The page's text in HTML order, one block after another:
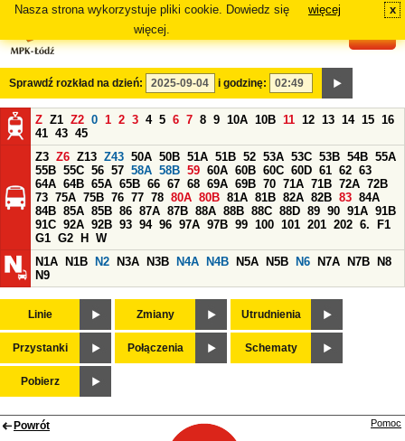
Nasza strona wykorzystuje pliki cookie. Dowiedz się
więcej.
więcej x
Sprawdź rozkład na dzień: i godzinę:
Z Z1 Z2 0 1 2 3 4 5 6 7 8 9 10A 10B 11 12 13 14 15 16
41 43 45
Z3 Z6 Z13 Z43 50A 50B 51A 51B 52 53A 53C 53B 54B 55A
55B 55C 56 57 58A 58B 59 60A 60B 60C 60D 61 62 63
64A 64B 65A 65B 66 67 68 69A 69B 70 71A 71B 72A 72B
73 75A 75B 76 77 78 80A 80B 81A 81B 82A 82B 83 84A
84B 85A 85B 86 87A 87B 88A 88B 88C 88D 89 90 91A 91B
91C 92A 92B 93 94 96 97A 97B 99 100 101 201 202 6.
F1
G1 G2 H
W
N1A
N1B N2 N3A N3B N4A N4B N5A N5B N6 N7A N7B
N8
N9
Linie Zmiany Utrudnienia
Przystanki Połączenia Schematy
Pobierz
Powrót Pomoc